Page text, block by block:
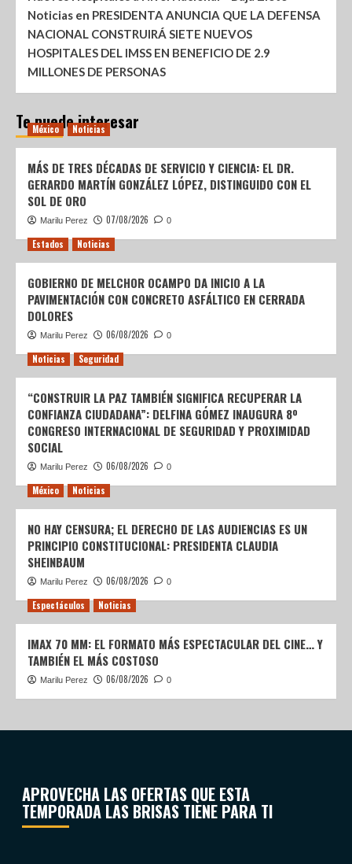
Noticias en PRESIDENTA ANUNCIA QUE LA DEFENSA
NACIONAL CONSTRUIRÁ SIETE NUEVOS
HOSPITALES DEL IMSS EN BENEFICIO DE 2.9
MILLONES DE PERSONAS
Te puede interesar
México Noticias
MÁS DE TRES DÉCADAS DE SERVICIO Y CIENCIA: EL DR.
GERARDO MARTÍN GONZÁLEZ LÓPEZ, DISTINGUIDO CON EL
SOL DE ORO
Marilu Perez 07/08/2026 0
Estados Noticias
GOBIERNO DE MELCHOR OCAMPO DA INICIO A LA
PAVIMENTACIÓN CON CONCRETO ASFÁLTICO EN CERRADA
DOLORES
Marilu Perez 06/08/2026 0
Noticias Seguridad
“CONSTRUIR LA PAZ TAMBIÉN SIGNIFICA RECUPERAR LA
CONFIANZA CIUDADANA”: DELFINA GÓMEZ INAUGURA 8º
CONGRESO INTERNACIONAL DE SEGURIDAD Y PROXIMIDAD
SOCIAL
Marilu Perez 06/08/2026 0
México Noticias
NO HAY CENSURA; EL DERECHO DE LAS AUDIENCIAS ES UN
PRINCIPIO CONSTITUCIONAL: PRESIDENTA CLAUDIA
SHEINBAUM
Marilu Perez 06/08/2026 0
Espectáculos Noticias
IMAX 70 MM: EL FORMATO MÁS ESPECTACULAR DEL CINE… Y
TAMBIÉN EL MÁS COSTOSO
Marilu Perez 06/08/2026 0
APROVECHA LAS OFERTAS QUE ESTA
TEMPORADA LAS BRISAS TIENE PARA TI